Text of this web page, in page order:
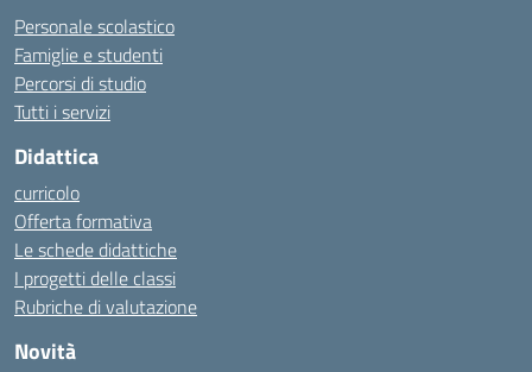
Personale scolastico
Famiglie e studenti
Percorsi di studio
Tutti i servizi
Didattica
curricolo
Offerta formativa
Le schede didattiche
I progetti delle classi
Rubriche di valutazione
Novità